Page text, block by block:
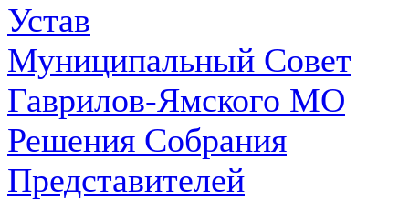
Устав
Муниципальный Совет
Гаврилов-Ямского МО
Решения Собрания
Представителей